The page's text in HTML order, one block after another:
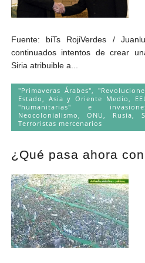
Fuente: biTs RojiVerdes /
continuados intentos de crear
Siria atribuible a...
"Primaveras Árabes",
Estado
Asia y Oriente Medio
"humanitarias" e
Neocolonialismo
,ONU Rusia
Terroristas mercenarios
¿Qué pasa ahora